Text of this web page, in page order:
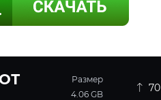
Размер
4.06 GB
70